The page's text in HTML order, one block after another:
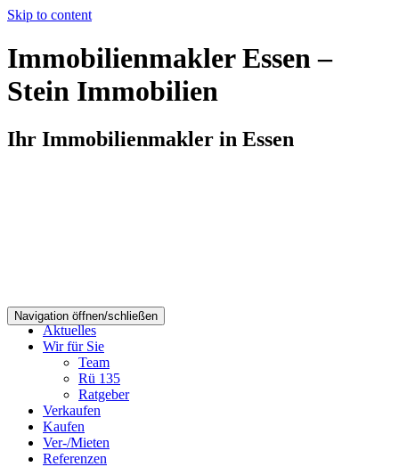
Skip to content
Immobilienmakler Essen –
Stein Immobilien
Ihr Immobilienmakler in Essen
Navigation öffnen/schließen
Aktuelles
Wir für Sie
Team
Rü 135
Ratgeber
Verkaufen
Kaufen
Ver-/Mieten
Referenzen